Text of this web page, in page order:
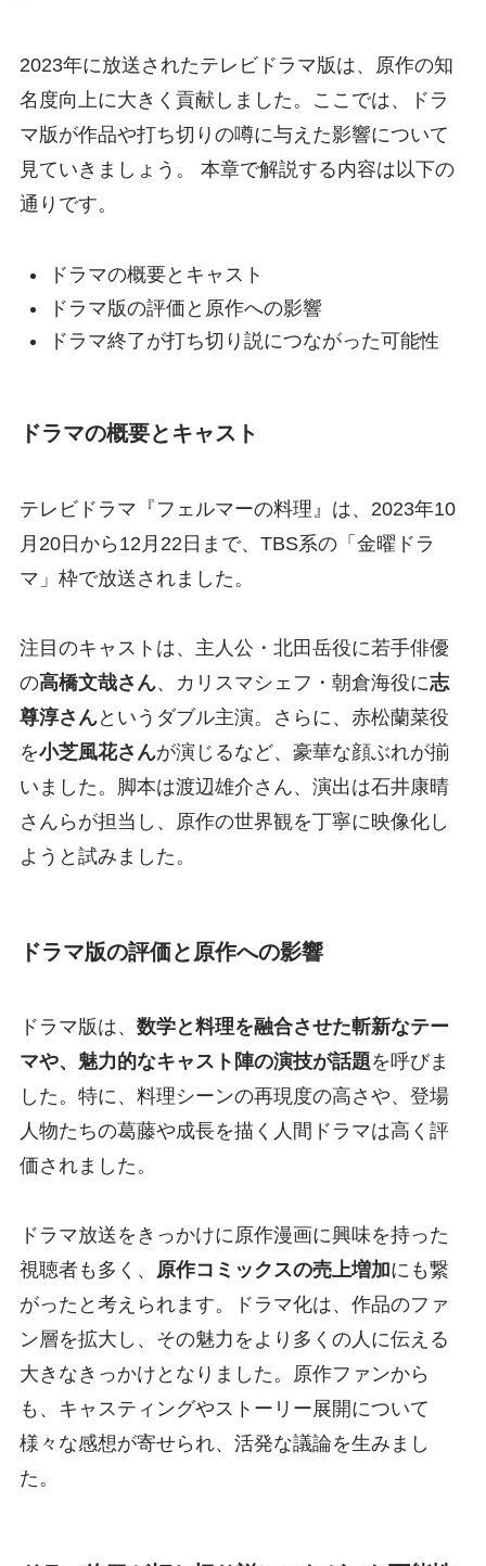
2023年に放送されたテレビドラマ版は、原作の知
名度向上に大きく貢献しました。ここでは、ドラ
マ版が作品や打ち切りの噂に与えた影響について
見ていきましょう。 本章で解説する内容は以下の
通りです。
ドラマの概要とキャスト
ドラマ版の評価と原作への影響
ドラマ終了が打ち切り説につながった可能性
ドラマの概要とキャスト
テレビドラマ『フェルマーの料理』は、2023年10
月20日から12月22日まで、TBS系の「金曜ドラ
マ」枠で放送されました。
注目のキャストは、主人公・北田岳役に若手俳優
の高橋文哉さん、カリスマシェフ・朝倉海役に志
尊淳さんというダブル主演。さらに、赤松蘭菜役
を小芝風花さんが演じるなど、豪華な顔ぶれが揃
いました。脚本は渡辺雄介さん、演出は石井康晴
さんらが担当し、原作の世界観を丁寧に映像化し
ようと試みました。
ドラマ版の評価と原作への影響
ドラマ版は、 数学と料理を融合させた斬新なテー
マや、魅力的なキャスト陣の演技が話題を呼びま
した。特に、料理シーンの再現度の高さや、登場
人物たちの葛藤や成長を描く人間ドラマは高く評
価されました。
ドラマ放送をきっかけに原作漫画に興味を持った
視聴者も多く、 原作コミックスの売上増加にも繋
がったと考えられます。ドラマ化は、作品のファ
ン層を拡大し、その魅力をより多くの人に伝える
大きなきっかけとなりました。原作ファンから
も、キャスティングやストーリー展開について
様々な感想が寄せられ、活発な議論を生みまし
た。